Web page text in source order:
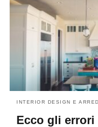
INTERIOR DESIGN E
Ecco gli errori